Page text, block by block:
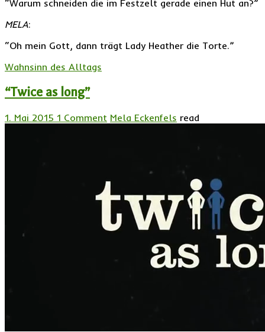
“Warum schneiden die im Festzelt gerade einen Hut an?”
MELA:
“Oh mein Gott, dann trägt Lady Heather die Torte.”
Wahnsinn des Alltags
“Twice as long”
1. Mai 2015 1 Comment Mela Eckenfels read